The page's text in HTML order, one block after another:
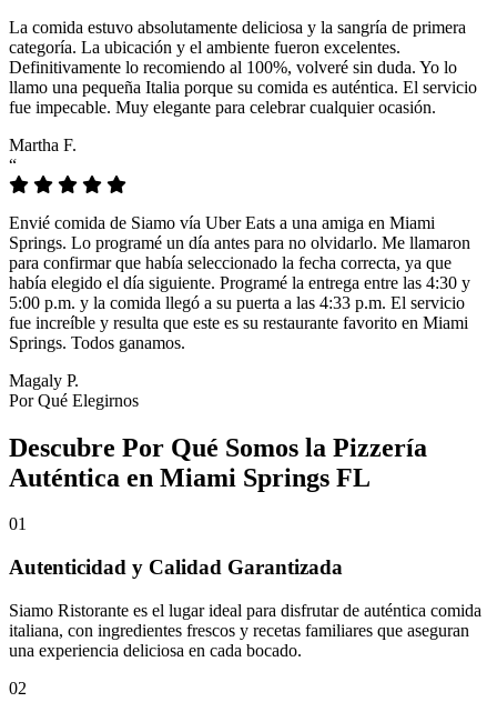
La comida estuvo absolutamente deliciosa y la sangría de primera
categoría. La ubicación y el ambiente fueron excelentes.
Definitivamente lo recomiendo al 100%, volveré sin duda. Yo lo
llamo una pequeña Italia porque su comida es auténtica. El servicio
fue impecable. Muy elegante para celebrar cualquier ocasión.
Martha F.
“
Envié comida de Siamo vía Uber Eats a una amiga en Miami
Springs. Lo programé un día antes para no olvidarlo. Me llamaron
para confirmar que había seleccionado la fecha correcta, ya que
había elegido el día siguiente. Programé la entrega entre las 4:30 y
5:00 p.m. y la comida llegó a su puerta a las 4:33 p.m. El servicio
fue increíble y resulta que este es su restaurante favorito en Miami
Springs. Todos ganamos.
Magaly P.
Por Qué Elegirnos
Descubre Por Qué Somos la Pizzería
Auténtica en Miami Springs FL
01
Autenticidad y Calidad Garantizada
Siamo Ristorante es el lugar ideal para disfrutar de auténtica comida
italiana, con ingredientes frescos y recetas familiares que aseguran
una experiencia deliciosa en cada bocado.
02